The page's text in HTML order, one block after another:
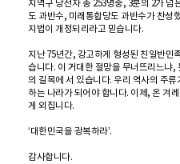
지역구 당선자 총 253명중, 3분의 2가 넘
도 과반수, 미래통합당도 과반수가 찬성
지법이 개정되리라고 믿습니다.
지난 75년간, 강고하게 형성된 친일반민
습니다. 이 거대한 절망을 무너뜨리느냐
의 길목에 서 있습니다. 우리 역사의 주
하는 나라가 되어야 합니다. 이제, 온 겨
게 외칩니다.
‘대한민국을 광복하라’.
감사합니다.